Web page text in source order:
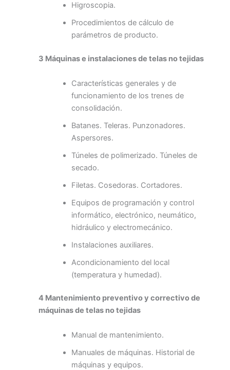
Higroscopia.
Procedimientos de cálculo de
parámetros de producto.
3 Máquinas e instalaciones de telas no tejidas
Características generales y de
funcionamiento de los trenes de
consolidación.
Batanes. Teleras. Punzonadores.
Aspersores.
Túneles de polimerizado. Túneles de
secado.
Filetas. Cosedoras. Cortadores.
Equipos de programación y control
informático, electrónico, neumático,
hidráulico y electromecánico.
Instalaciones auxiliares.
Acondicionamiento del local
(temperatura y humedad).
4 Mantenimiento preventivo y correctivo de
máquinas de telas no tejidas
Manual de mantenimiento.
Manuales de máquinas. Historial de
máquinas y equipos.